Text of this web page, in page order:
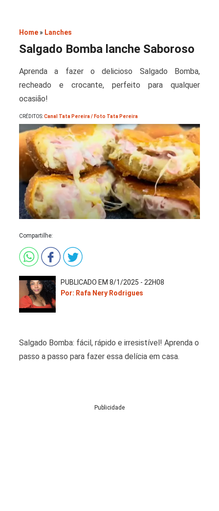
Home » Lanches
Salgado Bomba lanche Saboroso
Aprenda a fazer o delicioso Salgado Bomba,
recheado e crocante, perfeito para qualquer
ocasião!
CRÉDITOS:Canal Tata Pereira / Foto Tata Pereira
Compartilhe:
PUBLICADO EM 8/1/2025 - 22H08
Por: Rafa Nery Rodrigues
Salgado Bomba: fácil, rápido e irresistível! Aprenda o
passo a passo para fazer essa delícia em casa.
Publicidade